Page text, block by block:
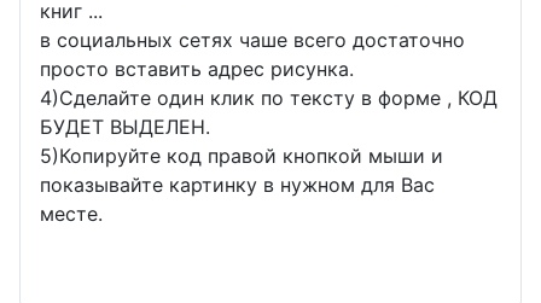
книг ...
в социальных сетях чаше всего достаточно
просто вставить адрес рисунка.
4)Сделайте один клик по тексту в форме , КОД
БУДЕТ ВЫДЕЛЕН.
5)Копируйте код правой кнопкой мыши и
показывайте картинку в нужном для Вас
месте.